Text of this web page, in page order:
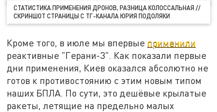
СТАТИСТИКА ПРИМЕНЕНИЯ ДРОНОВ, РАЗНИЦА КОЛОССАЛЬНАЯ //
СКРИНШОТ СТРАНИЦЫ С ТГ-КАНАЛА ЮРИЯ ПОДОЛЯКИ
Кроме того, в июле мы впервые применили
реактивные "Герани-3". Как показали первые
дни применения, Киев оказался абсолютно не
готов к противостоянию с этим новым типом
наших БПЛА. По сути, это дешёвые крылатые
ракеты, летящие на предельно малых